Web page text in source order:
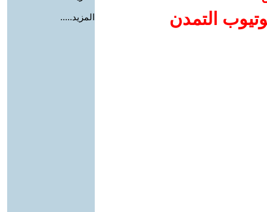
التمدن
المزيد.....